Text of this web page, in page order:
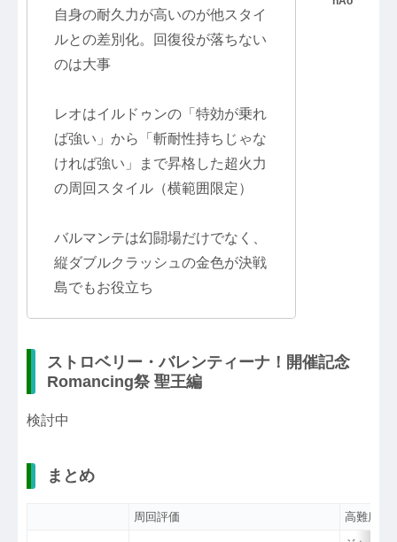
自身の耐久力が高いのが他スタイ
ルとの差別化。回復役が落ちない
のは大事
レオはイルドゥンの「特効が乗れ
ば強い」から「斬耐性持ちじゃな
ければ強い」まで昇格した超火力
の周回スタイル（横範囲限定）
バルマンテは幻闘場だけでなく、
縦ダブルクラッシュの金色が決戦
島でもお役立ち
ストロベリー・バレンティーナ！開催記念
Romancing祭 聖王編
検討中
まとめ
周回評価
高難度評